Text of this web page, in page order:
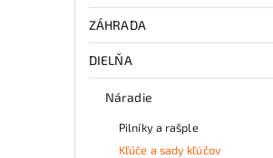
ZÁHRADA
DIELŇA
Náradie
Pilníky a rašple
Kľúče a sady kľúčov